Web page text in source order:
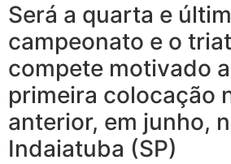
Será a quarta e
campeonato e o
compete motivado
primeira colocação
anterior, em junho,
Indaiatuba (SP)